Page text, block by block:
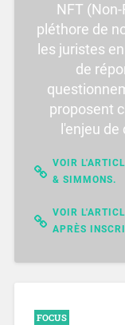
NFT
pléthore de
les juristes
de
proposent
l'enjeu
VOIR
& SIMMONS.
VOIR
APRÈS
FOCUS